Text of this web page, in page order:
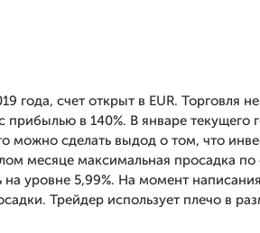
года, счет открыт в EUR. Торговля не
в 140%. В январе текущего
можно сделать выдод о том, что
месяце максимальная просадка по
на уровне 5,99%. На момент
Трейдер использует плечо в